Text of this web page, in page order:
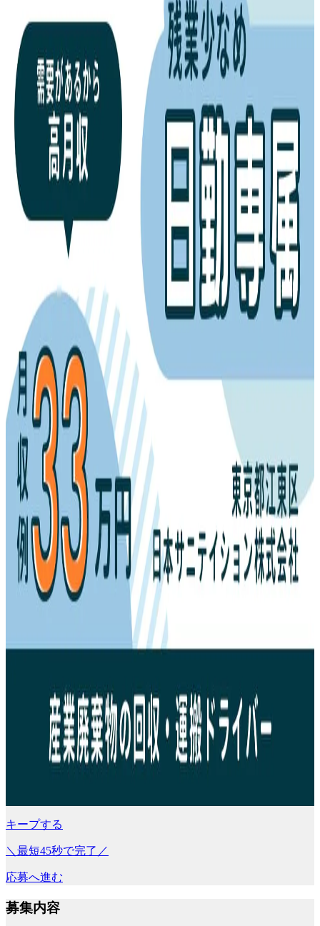
キープする
＼最短45秒で完了／
応募へ進む
募集内容